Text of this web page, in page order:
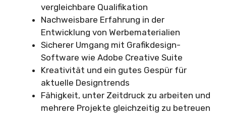
vergleichbare Qualifikation
Nachweisbare Erfahrung in der
Entwicklung von Werbematerialien
Sicherer Umgang mit Grafikdesign-
Software wie Adobe Creative Suite
Kreativität und ein gutes Gespür für
aktuelle Designtrends
Fähigkeit, unter Zeitdruck zu arbeiten und
mehrere Projekte gleichzeitig zu betreuen